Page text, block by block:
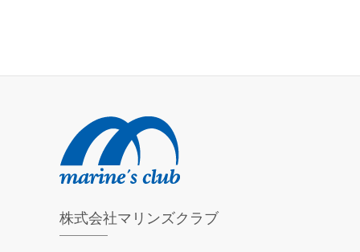
日
株式会社マリンズクラブ